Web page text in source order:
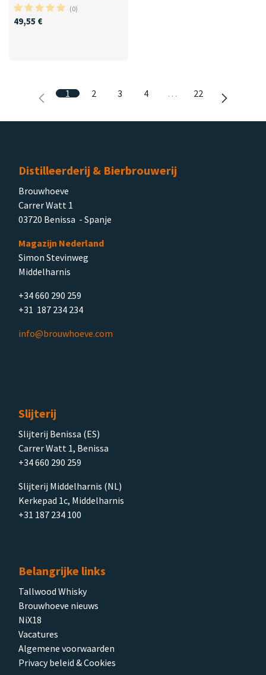
(0)
49,55 €
1 2 3 4 … 22
Distilleerderij & Bierbrouwerij
Brouwhoeve
Carrer Watt 1
03720 Benissa - Spanje
Magazijn Nederland
Simon Stevinweg
Middelharnis
+34 660 290 259
+31 187 234 234
info@brouwhoeve.com
Slijterij
Slijterij Benissa (ES)
Carrer Watt 1, Benissa
+34 660 290 259
Slijterij Middelharnis (NL)
Kerkepad 1c, Middelharnis
+31 187 234 100
Belangrijke links
Tallwood Whisky
Brouwhoeve nieuws
NiX18
Vacatures
Algemene voorwaarden
Privacy beleid & Cookies